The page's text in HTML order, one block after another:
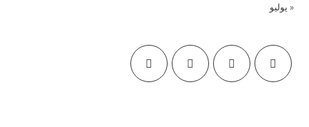
« يوليو